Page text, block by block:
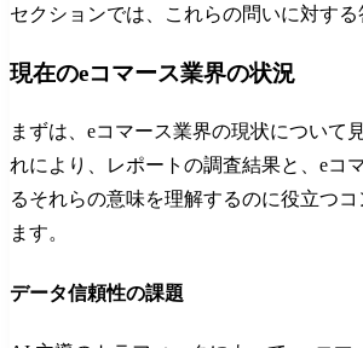
セクションでは、これらの問いに対する
現在のeコマース業界の状況
まずは、eコマース業界の現状について
れにより、レポートの調査結果と、eコ
るそれらの意味を理解するのに役立つ
ます。
データ信頼性の課題